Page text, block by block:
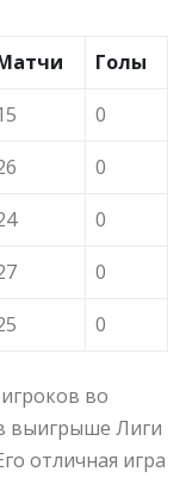
Голы
0
0
0
0
0
во
выигрыше Лиги
отличная игра